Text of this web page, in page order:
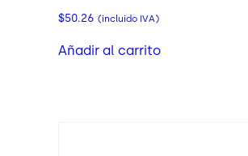
$50.26 (incluido IVA)
Añadir al carrito